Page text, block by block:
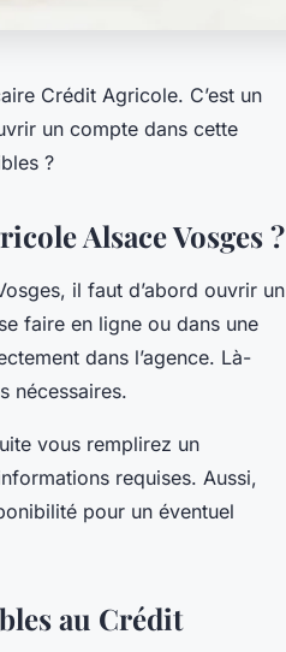
Crédit Agricole. C’est un
un compte dans cette
?
Alsace Vosges ?
il faut d’abord ouvrir un
faire en ligne ou dans une
dans l’agence. Là-
nécessaires.
vous remplirez un
requises. Aussi,
pour un éventuel
au Crédit